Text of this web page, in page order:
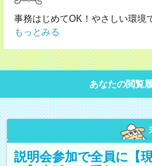
事務はじめてOK！やさしい環境
もっとみる
あなたの閲覧
説明会参加で全員に【